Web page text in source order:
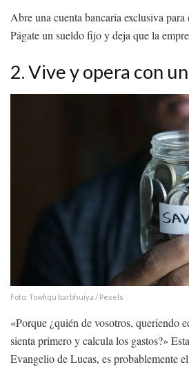
Abre una cuenta bancaria exclusiva para
Págate un sueldo fijo y deja que la
2. Vive y opera con
Foto: Towfiqu barbhuiya / Pexels
«Porque ¿quién de vosotros, queriendo
sienta primero y calcula los gastos?»
Evangelio de Lucas, es probablemente